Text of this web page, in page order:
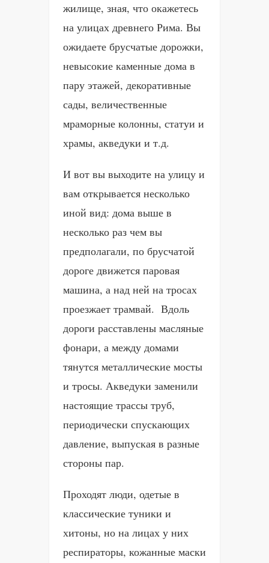
жилище, зная, что окажетесь
на улицах древнего Рима. Вы
ожидаете брусчатые дорожки,
невысокие каменные дома в
пару этажей, декоративные
сады, величественные
мраморные колонны, статуи и
храмы, акведуки и т.д.
И вот вы выходите на улицу и
вам открывается несколько
иной вид: дома выше в
несколько раз чем вы
предполагали, по брусчатой
дороге движется паровая
машина, а над ней на тросах
проезжает трамвай. Вдоль
дороги расставлены масляные
фонари, а между домами
тянутся металлические мосты
и тросы. Акведуки заменили
настоящие трассы труб,
периодически спускающих
давление, выпуская в разные
стороны пар.
Проходят люди, одетые в
классические туники и
хитоны, но на лицах у них
респираторы, кожанные маски